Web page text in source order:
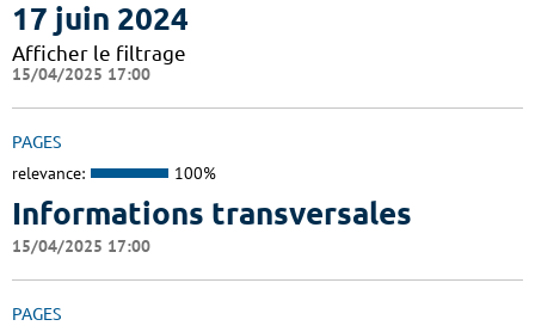
17 juin 2024
Afficher le filtrage
15/04/2025 17:00
PAGES
relevance: 100%
Informations transversales
15/04/2025 17:00
PAGES